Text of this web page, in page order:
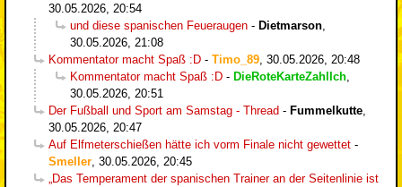
30.05.2026, 20:54
und diese spanischen Feueraugen - Dietmarson
30.05.2026, 21:08
Kommentator macht Spaß :D - Timo_89 30.05.2026, 20:48
Kommentator macht Spaß :D - DieRoteKarteZahlIch
30.05.2026, 20:51
Der Fußball und Sport am Samstag - Thread - Fummelkutte
30.05.2026, 20:47
Auf Elfmeterschießen hätte ich vorm Finale nicht gewettet -
Smeller 30.05.2026, 20:45
„Das Temperament der spanischen Trainer an der Seitenlinie ist